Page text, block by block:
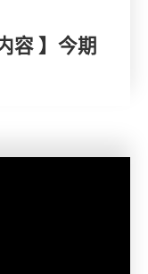
容 】今期